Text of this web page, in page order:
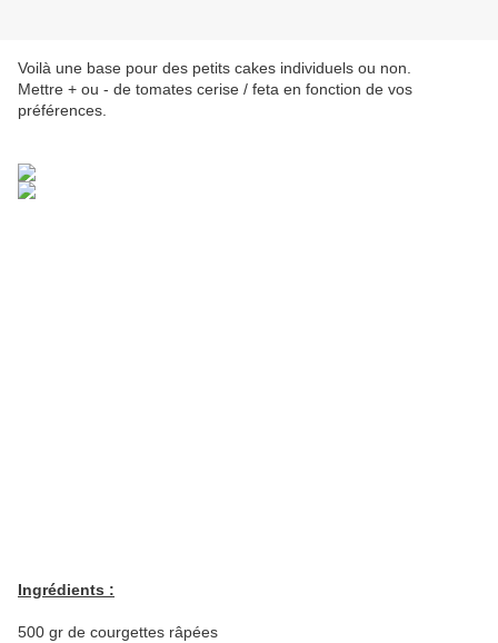
Voilà une base pour des petits cakes individuels ou non.
Mettre + ou - de tomates cerise / feta en fonction de vos
préférences.
Ingrédients :
500 gr de courgettes râpées